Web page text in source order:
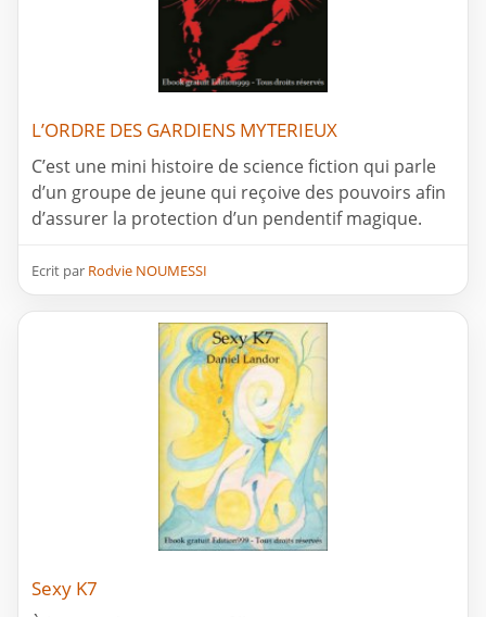
L’ORDRE DES GARDIENS MYTERIEUX
C’est une mini histoire de science fiction qui parle
d’un groupe de jeune qui reçoive des pouvoirs afin
d’assurer la protection d’un pendentif magique.
Ecrit par Rodvie NOUMESSI
Sexy K7